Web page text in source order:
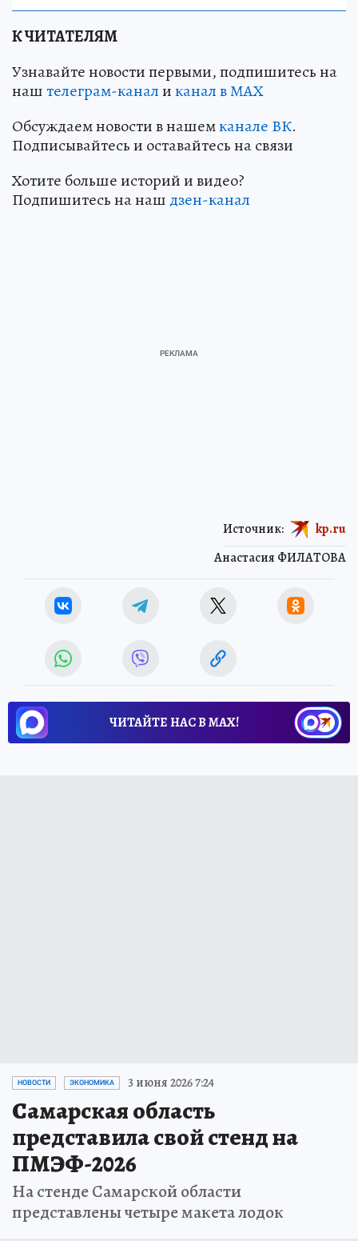
К ЧИТАТЕЛЯМ
Узнавайте новости первыми, подпишитесь на
наштелеграм-каналиканал в МАХ
Обсуждаем новости в нашемканале ВК.
Подписывайтесь и оставайтесь на связи
Хотите больше историй и видео?
Подпишитесь на наш дзен-канал
Анастасия ФИЛАТОВА
Источник: kp.ru
ЧИТАЙТЕ НАС В МАХ!
НОВОСТИ ЭКОНОМИКА 3 июня 2026 7:24
Самарская область
представила свой стенд на
ПМЭФ-2026
На стенде Самарской области
представлены четыре макета лодок